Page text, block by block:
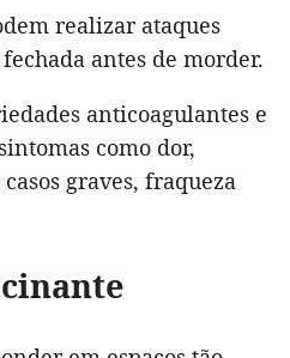
realizar ataques
antes de morder.
anticoagulantes e
como dor,
graves, fraqueza